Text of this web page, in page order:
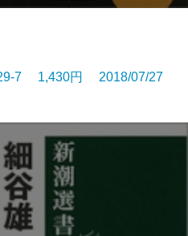
7 1,430円 2018/07/27